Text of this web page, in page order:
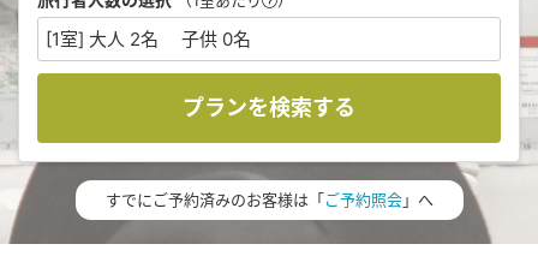
[1室] 大人 2名 子供 0名
プランを検索する
すでにご予約済みのお客様は「ご予約照会」へ